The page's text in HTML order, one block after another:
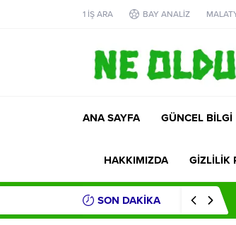
1 İŞ ARA BAY ANALİZ
ANA SAYFA GÜNCEL BİLGİ
HAKKIMIZDA GİZLİLİK
SON DAKİKA